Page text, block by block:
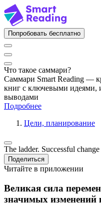
Попробовать бесплатно
Что такое саммари?
Саммари Smart Reading —
книг с ключевыми идеями,
выводами
Подробнее
Цели, планирование
The ladder. Successful
Поделиться
Читайте в приложении
Великая сила
значимых изменений